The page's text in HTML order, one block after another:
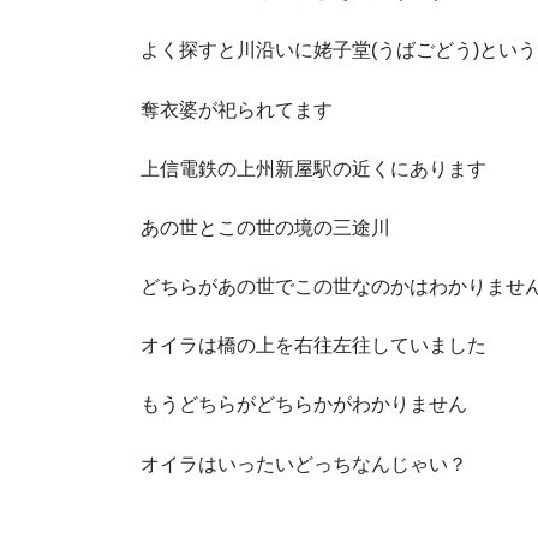
よく探すと川沿いに姥子堂(うばごどう)とい
奪衣婆が祀られてます
上信電鉄の上州新屋駅の近くにあります
あの世とこの世の境の三途川
どちらがあの世でこの世なのかはわかりませ
オイラは橋の上を右往左往していました
もうどちらがどちらかがわかりません
オイラはいったいどっちなんじゃい？